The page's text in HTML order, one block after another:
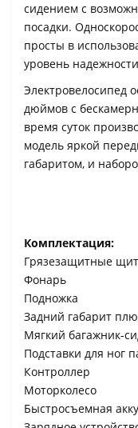
сидением с
посадки.
просты в
уровень
Электровелосипед
дюймов с
время суток
модель яркой
габаритом, и
Комплектация:
Грязезащитные
Фонарь
Подножка
Задний габарит
Мягкий багажник-
Подставки для ног
Контроллер
Моторколесо
Быстросъемная